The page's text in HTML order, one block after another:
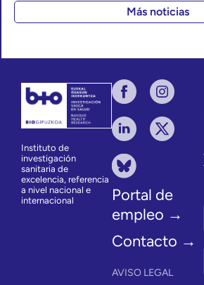
Más noticias
Instituto de
investigación
sanitaria de
excelencia, referencia
a nivel nacional e
internacional
Portal de
empleo →
Contacto →
AVISO LEGAL